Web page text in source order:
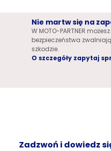
Nie martw się na
W MOTO-PARTNER
bezpieczeństwa
szkodzie.
O szczegóły zapytaj
Zadzwoń i dowiedz